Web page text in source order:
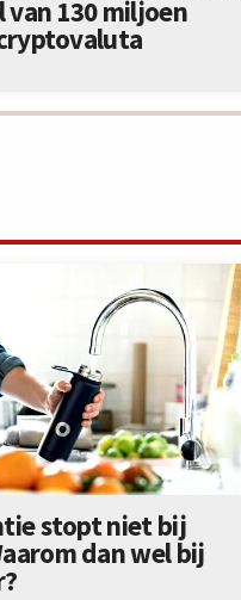
130 miljoen
stopt niet bij
dan wel bij